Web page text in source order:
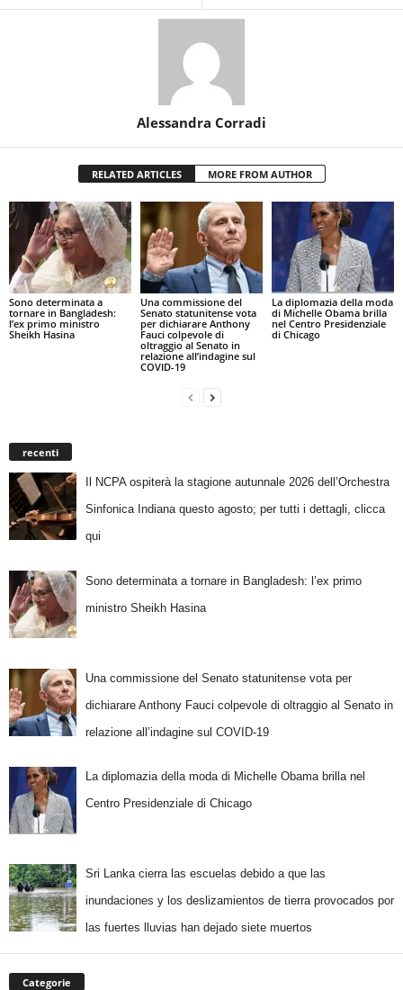
Alessandra Corradi
RELATED ARTICLES MORE FROM AUTHOR
Sono determinata a
tornare in Bangladesh:
l’ex primo ministro
Sheikh Hasina
Una commissione del
Senato statunitense vota
per dichiarare Anthony
Fauci colpevole di
oltraggio al Senato in
relazione all’indagine sul
COVID-19
La diplomazia della moda
di Michelle Obama brilla
nel Centro Presidenziale
di Chicago
recenti
Il NCPA ospiterà la stagione autunnale 2026 dell’Orchestra
Sinfonica Indiana questo agosto; per tutti i dettagli, clicca
qui
Sono determinata a tornare in Bangladesh: l’ex primo
ministro Sheikh Hasina
Una commissione del Senato statunitense vota per
dichiarare Anthony Fauci colpevole di oltraggio al Senato in
relazione all’indagine sul COVID-19
La diplomazia della moda di Michelle Obama brilla nel
Centro Presidenziale di Chicago
Sri Lanka cierra las escuelas debido a que las
inundaciones y los deslizamientos de tierra provocados por
las fuertes lluvias han dejado siete muertos
Categorie